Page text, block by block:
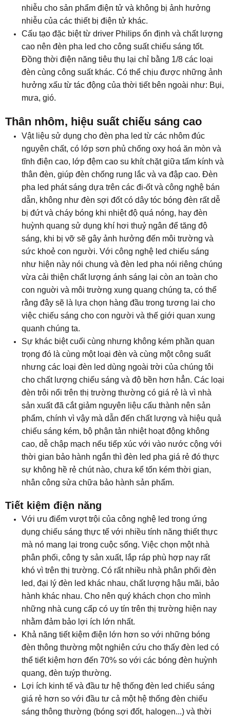
nhiễu cho sản phẩm điện tử và không bị ảnh hưởng
nhiễu của các thiết bị điện tử khác.
Cấu tạo đặc biệt từ driver Philips ổn định và chất lượng
cao nên đèn pha led cho công suất chiếu sáng tốt.
Đồng thời điện năng tiêu thụ lại chỉ bằng 1/8 các loại
đèn cùng công suất khác. Có thể chịu được những ảnh
hưởng xấu từ tác động của thời tiết bên ngoài như: Bụi,
mưa, gió.
​Thân nhôm, hiệu suất chiếu sáng cao
Vật liệu sử dụng cho đèn pha led từ các nhôm đúc
nguyên chất, có lớp sơn phủ chống oxy hoá ăn mòn và
tĩnh điện cao, lớp đệm cao su khít chặt giữa tấm kính và
thân đèn, giúp đèn chống rung lắc và va đập cao. Đèn
pha led phát sáng dựa trên các đi-ốt và công nghệ bán
dẫn, không như đèn sợi đốt có dây tóc bóng đèn rất dễ
bị đứt và cháy bóng khi nhiệt độ quá nóng, hay đèn
huỳnh quang sử dụng khí hơi thuỷ ngân để tăng độ
sáng, khi bị vỡ sẽ gây ảnh hưởng đến môi trường và
sức khoẻ con người. Với công nghệ led chiếu sáng
như hiện này nói chung và đèn led pha nói riêng chúng
vừa cải thiện chất lượng ánh sáng lại còn an toàn cho
con nguời và môi trường xung quang chúng ta, có thể
rằng đây sẽ là lựa chọn hàng đầu trong tương lai cho
việc chiếu sáng cho con người và thế giới quan xung
quanh chúng ta.
Sự khác biệt cuối cùng nhưng không kém phần quan
trọng đó là cùng một loại đèn và cùng một công suất
nhưng các loại đèn led dùng ngoài trời của chúng tôi
cho chất lượng chiếu sáng và độ bền hơn hẳn. Các loại
đèn trôi nổi trên thị trường thường có giá rẻ là vì nhà
sản xuất đã cắt giảm nguyên liệu cấu thành nên sản
phẩm, chính vì vậy mà dẫn đến chất lượng và hiệu quả
chiếu sáng kém, bộ phận tản nhiệt hoạt động không
cao, dễ chập mạch nếu tiếp xúc với vào nước cộng với
thời gian bảo hành ngắn thì đèn led pha giá rẻ đó thực
sự không hề rẻ chút nào, chưa kể tốn kém thời gian,
nhân công sửa chữa bảo hành sản phẩm.
Tiết kiệm điện năng
Với ưu điểm vượt trội của công nghệ led trong ứng
dụng chiếu sáng thực tế với nhiều tính năng thiết thực
mà nó mang lại trong cuộc sống. Việc chọn một nhà
phân phối, công ty sản xuất, lắp ráp phù hợp nay rất
khó vì trên thị trường. Có rất nhiều nhà phân phối đèn
led, đại lý đèn led khác nhau, chất lượng hậu mãi, bảo
hành khác nhau. Cho nên quý khách chọn cho mình
những nhà cung cấp có uy tín trên thị trường hiện nay
nhằm đảm bảo lợi ích lớn nhất.
Khả năng tiết kiệm điện lớn hơn so với những bóng
đèn thông thường một nghiên cứu cho thấy đèn led có
thể tiết kiệm hơn đến 70% so với các bóng đèn huỳnh
quang, đèn tuýp thường.
Lợi ích kinh tế và đầu tư hệ thống đèn led chiếu sáng
giá rẻ hơn so với đầu tư cả một hệ thống đèn chiếu
sáng thông thường (bóng sợi đốt, halogen...) và thời